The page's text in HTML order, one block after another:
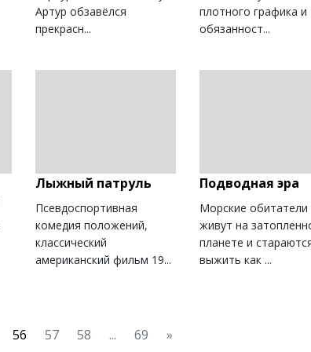
Артур обзавёлся
прекрасн...
плотного графика и
обязанност...
Лыжный патруль
Псевдоспортивная
комедия положений,
классический
американский фильм 19...
Подводная эра
Морские обитатели
живут на
планете и
выжить как ...
56 57 58 ... 69 »